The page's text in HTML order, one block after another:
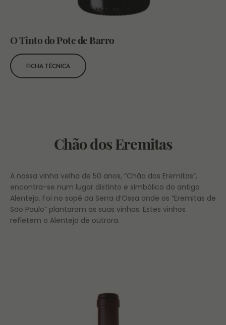
O Tinto do Pote de Barro
FICHA TÉCNICA
Chão dos Eremitas
A nossa vinha velha de 50 anos, “Chão dos Eremitas”,
encontra-se num lugar distinto e simbólico do antigo
Alentejo. Foi no sopé da Serra d’Ossa onde os “Eremitas de
São Paulo” plantaram as suas vinhas. Estes vinhos
refletem o Alentejo de outrora.